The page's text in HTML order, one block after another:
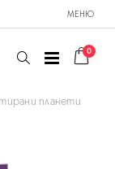
МЕНЮ
0
планети